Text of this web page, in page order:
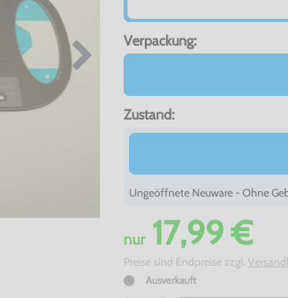
Verpackung:
Zustand:
Ungeöffnete Neuware - Ohne
nur17,99 €
Preise sind Endpreise zzgl.
Ausverkauft